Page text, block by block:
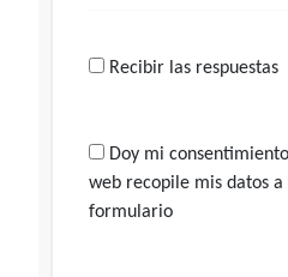
Recibir las respuestas
Doy mi
web recopile mis datos a
formulario